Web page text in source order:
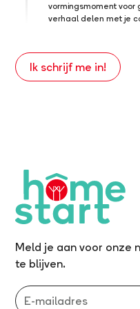
vormingsmoment voor
verhaal delen met je
Ik schrijf me in!
Meld je aan voor onze
te blijven.